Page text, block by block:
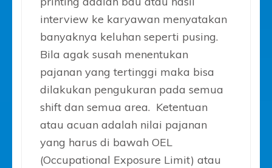
interview ke karyawan menyatakan
banyaknya keluhan seperti pusing.
Bila agak susah menentukan
pajanan yang tertinggi maka bisa
dilakukan pengukuran pada semua
shift dan semua area. Ketentuan
atau acuan adalah nilai pajanan
yang harus di bawah OEL
(Occupational Exposure Limit) atau